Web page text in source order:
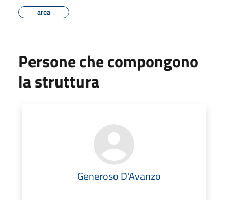
area
Persone che compongono
la struttura
Generoso D'Avanzo